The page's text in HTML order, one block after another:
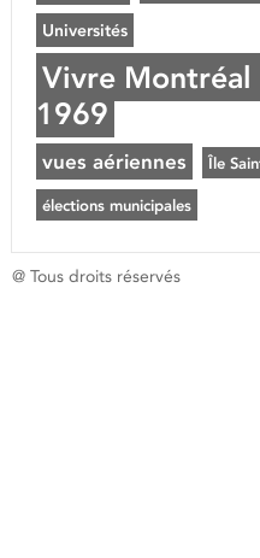
Universités
Vivre Montréal
1969
vues aériennes Île
élections municipales
@ Tous droits réservés